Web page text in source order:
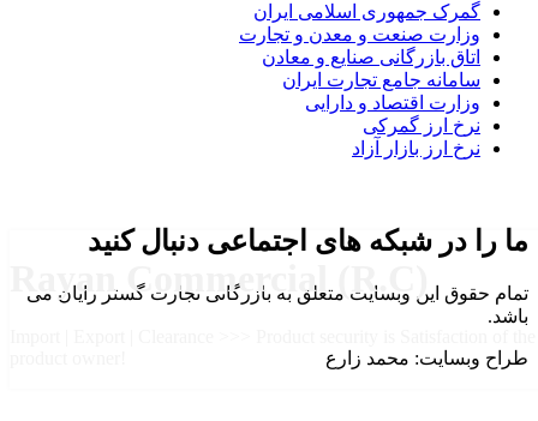
Rayan Commercial (R.C)
گمرک جمهوری اسلامی ایران
وزارت صنعت و معدن و تجارت
اتاق بازرگانی صنایع و معادن
سامانه جامع تجارت ایران
وزارت اقتصاد و دارایی
نرخ ارز گمرکی
نرخ ارز بازار آزاد
ما را در شبکه های اجتماعی دنبال کنید
تمام حقوق این وبسایت متعلق به بازرگانی تجارت گستر رایان می
باشد.
طراح وبسایت: محمد زارع